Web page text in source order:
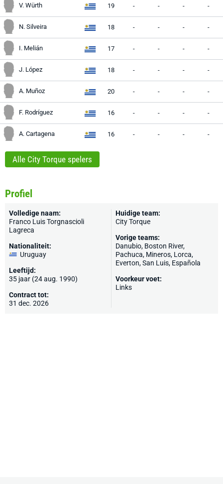
V. Würth 19 - - - -
N. Silveira 18 - - - -
I. Melián 17 - - - -
J. López 18 - - - -
A. Muñoz 20 - - - -
F. Rodríguez 16 - - - -
A. Cartagena 16 - - - -
Alle City Torque spelers
Profiel
Volledige naam:
Franco Luis Torgnascioli
Lagreca
Nationaliteit:
Uruguay
Leeftijd:
35 jaar (24 aug. 1990)
Contract tot:
31 dec. 2026
Huidige team:
City Torque
Vorige teams:
Danubio, Boston River,
Pachuca, Mineros, Lorca,
Everton, San Luis, Española
Voorkeur voet:
Links